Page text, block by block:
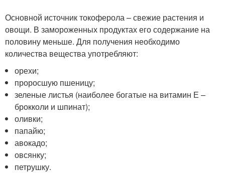
Основной источник токоферола – свежие растения и
овощи. В замороженных продуктах его содержание на
половину меньше. Для получения необходимо
количества вещества употребляют:
орехи;
проросшую пшеницу;
зеленые листья (наиболее богатые на витамин Е –
брокколи и шпинат);
оливки;
папайю;
авокадо;
овсянку;
петрушку.